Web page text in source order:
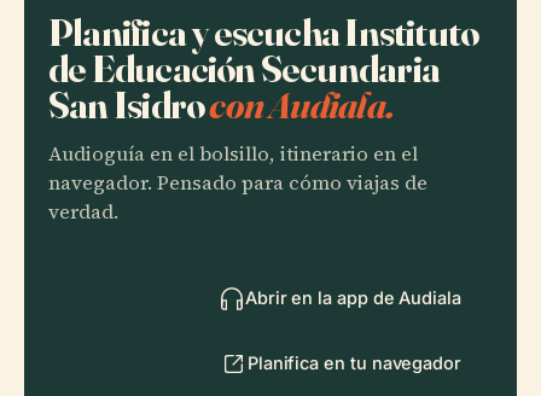
Planifica y escucha Instituto
de Educación Secundaria
San Isidrocon Audiala.
Audioguía en el bolsillo, itinerario en el
navegador. Pensado para cómo viajas de
verdad.
Abrir en la app de Audiala
Planifica en tu navegador